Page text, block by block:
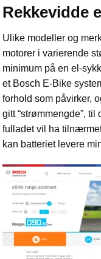
Rekkevidde
Ulike modeller og
motorer i varierende
minimum på en el-
et Bosch E-Bike
forhold som påvirker,
gitt “strømmengde”,
fulladet vil ha
kan batteriet levere